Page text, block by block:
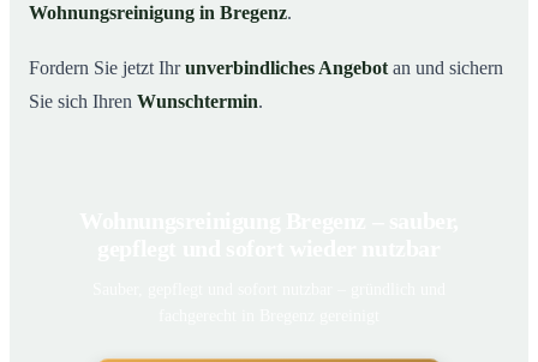
Wohnungsreinigung in Bregenz.
Fordern Sie jetzt Ihrunverbindliches Angebot an und sichern
Sie sich Ihren Wunschtermin.